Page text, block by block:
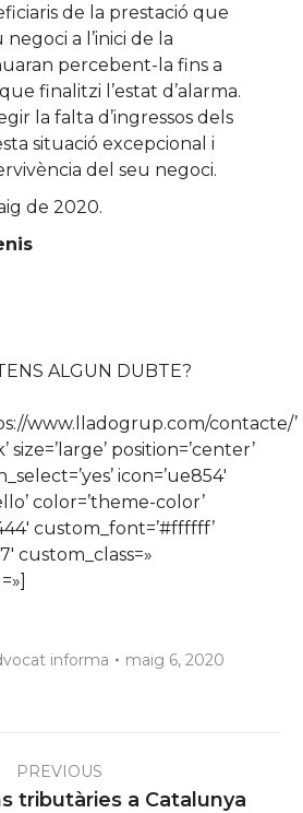
de la prestació que
a l’inici de la
percebent-la fins a
finalitzi l’estat d’alarma.
la falta d’ingressos dels
situació excepcional i
del seu negoci.
de 2020.
ALGUN DUBTE?
www.lladogrup.com/contacte/’
size=’large’ position=’center’
icon=’ue854′
color=’theme-color’
custom_font=’#ffffff’
custom_class=»
informa maig 6, 2020
PREVIOUS
Previous
tributàries a Catalunya